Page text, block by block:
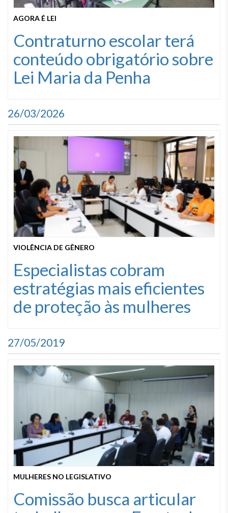
AGORA É LEI
Contraturno escolar terá
conteúdo obrigatório sobre
Lei Maria da Penha
26/03/2026
VIOLÊNCIA DE GÊNERO
Especialistas cobram
estratégias mais eficientes
de proteção às mulheres
27/05/2019
MULHERES NO LEGISLATIVO
Comissão busca articular